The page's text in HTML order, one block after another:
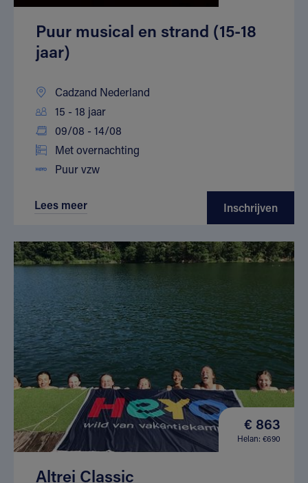
Puur musical en strand (15-18
jaar)
Cadzand Nederland
15 - 18 jaar
09/08 - 14/08
Met overnachting
Puur vzw
Lees meer Inschrijven
€ 863
Helan: €690
Altrei Classic